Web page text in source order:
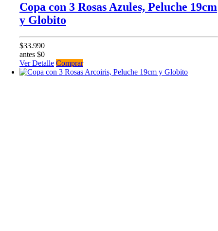
Copa con 3 Rosas Azules, Peluche 19cm
y Globito
$33.990
antes $0
Ver Detalle Comprar